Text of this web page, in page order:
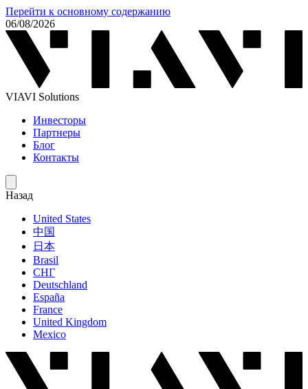
Перейти к основному содержанию
06/08/2026
VIAVI Solutions
Инвесторы
Партнеры
Блог
Контакты
Назад
United States
中国
日本
Brasil
СНГ
Deutschland
España
France
United Kingdom
Mexico